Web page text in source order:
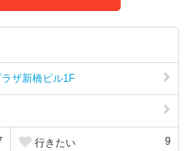
ザ新橋ビル1F
行きたい 9